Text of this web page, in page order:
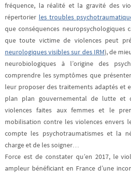
fréquence, la réalité et la gravité des
répertorier les troubles
que conséquences neuropsychologiques
que toute victime de violences peut
neurologiques visibles sur des IRM), de
neurobiologiques à l’origine des
comprendre les symptômes que
leur proposer des traitements adaptés et
plan plan gouvernemental de lutte et
violences faites aux femmes et le
mobilisation contre les violences envers
compte les psychotraumatismes et la
charge et de les soigner…
Force est de constater qu’en 2017, le
ampleur bénéficiant en France d’une